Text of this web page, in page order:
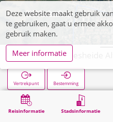
Reisinformatie Stadsinformatie
Vertrekpunt Bestemming
Zoekopracht Kohlsch. Pannesheide Altes
Deze website maakt gebruik
te gebruiken, gaat u ermee
gebruik maken.
Meer informatie